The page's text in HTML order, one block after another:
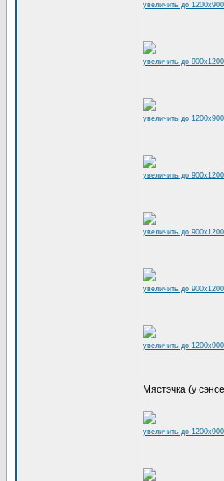
увеличить до 1200x900
увеличить до 900x1200
увеличить до 1200x900
увеличить до 900x1200
увеличить до 900x1200
увеличить до 900x1200
увеличить до 1200x900
Мястэчка (у
увеличить до 1200x900